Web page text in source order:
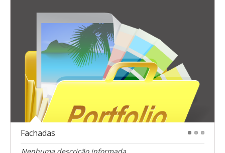
Fachadas
Nenhuma descrição informada